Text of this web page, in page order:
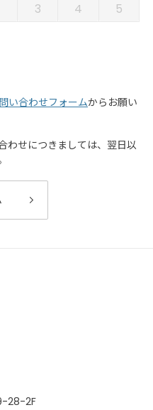
3 4 5
い合わせフォームからお願い
わせにつきましては、翌日以
28-2F